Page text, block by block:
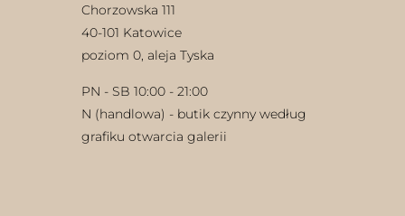
Chorzowska 111
40-101 Katowice
poziom 0, aleja Tyska
PN - SB 10:00 - 21:00
N (handlowa) - butik czynny według
grafiku otwarcia galerii